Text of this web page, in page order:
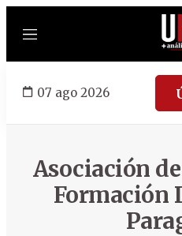
Menú
07 ago 2026
Asociación
Formación